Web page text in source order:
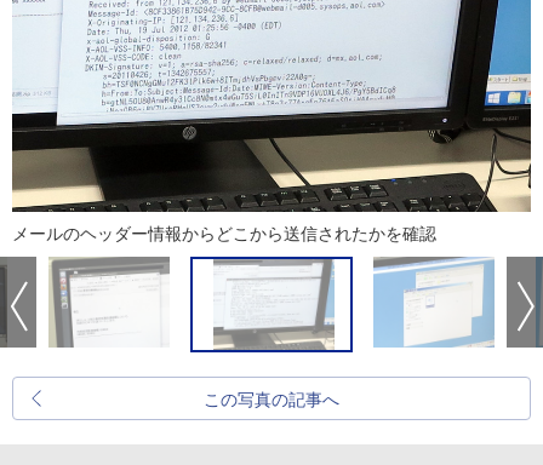
メールのヘッダー情報からどこから送信されたかを確認
この写真の記事へ